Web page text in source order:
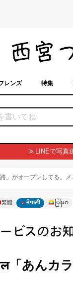
レンズ 特集
LINEで写真
」がオープンしてる。メ
繁體 नेपाली မြန်မာ
「あんカ